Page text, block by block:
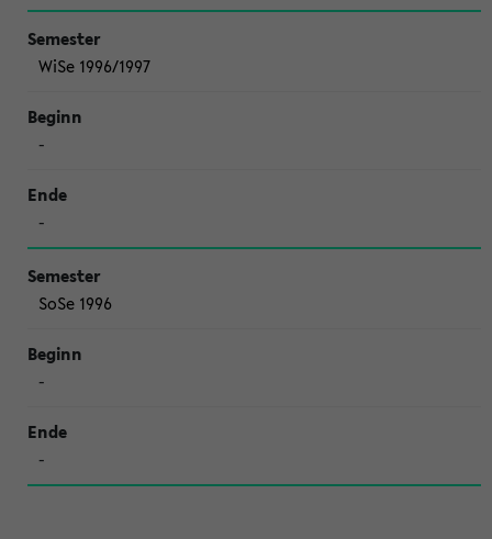
WiSe 1996/1997
-
-
SoSe 1996
-
-